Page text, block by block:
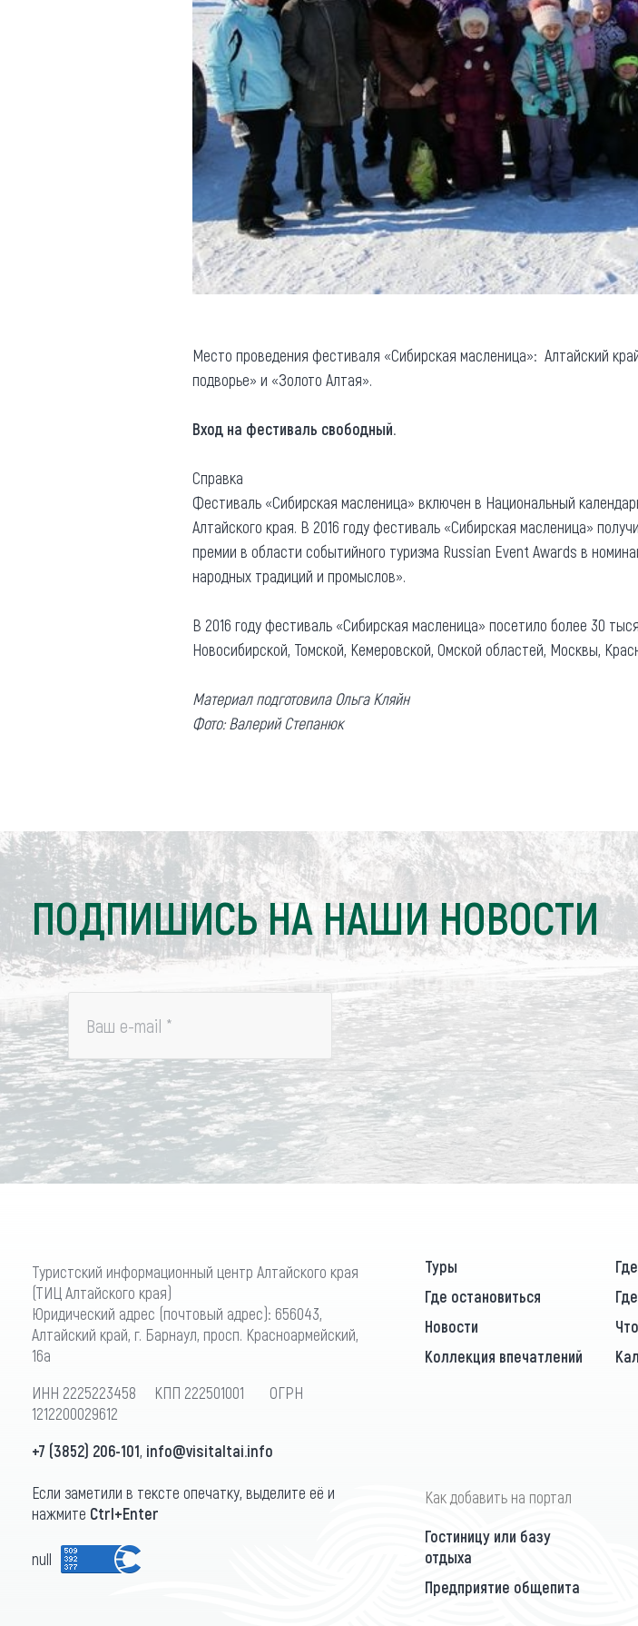
Место проведения фестиваля «Сибирская масленица»: Алтайский
подворье» и «Золото Алтая».
Вход на фестиваль свободный.
Справка
Фестиваль «Сибирская масленица» включен в Национальный
Алтайского края. В 2016 году фестиваль «Сибирская масленица»
премии в области событийного туризма Russian Event Awards в
народных традиций и промыслов».
В 2016 году фестиваль «Сибирская масленица» посетило более 30
Новосибирской, Томской, Кемеровской, Омской областей, Москвы,
Материал подготовила Ольга Кляйн
Фото: Валерий Степанюк
ПОДПИШИСЬ НА НАШИ НОВОСТИ
Ваш e-mail *
Туристский информационный центр Алтайского края
(ТИЦ Алтайского края)
Юридический адрес (почтовый адрес): 656043,
Алтайский край, г. Барнаул, просп. Красноармейский,
16а
ИНН 2225223458 КПП 222501001 ОГРН
1212200029612
+7 (3852) 206-101, info@visitaltai.info
Если заметили в тексте опечатку, выделите её и
нажмите Ctrl+Enter
null
Туры
Где остановиться
Новости
Коллекция впечатлений
Как добавить на портал
Гостиницу или базу
отдыха
Предприятие общепита